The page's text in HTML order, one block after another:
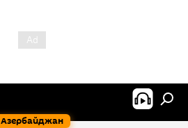
Азербайджан